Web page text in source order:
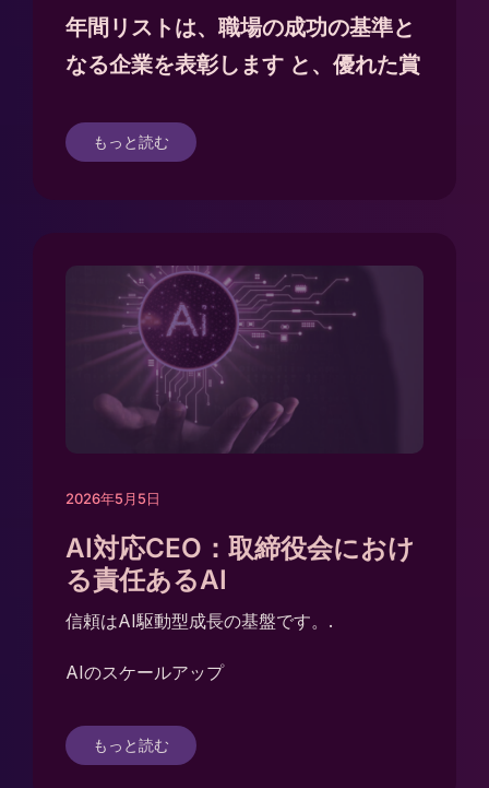
年間リストは、職場の成功の基準と
なる企業を表彰します と、優れた賞
もっと読む
2026年5月5日
AI対応CEO：取締役会におけ
る責任あるAI
信頼はAI駆動型成長の基盤です。.
AIのスケールアップ
もっと読む